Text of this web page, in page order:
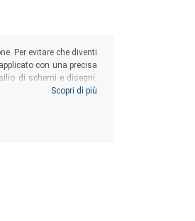
Per evitare che diventi
con una precisa
di schemi e disegni,
l’applicazione
Scopri di più